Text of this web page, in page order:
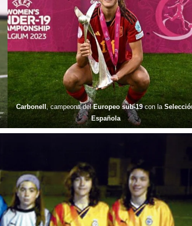
Carbonell, campeona delEuropeo sub-19con la
Española